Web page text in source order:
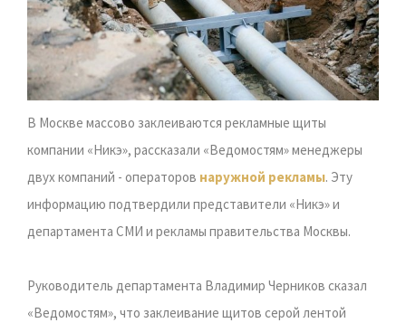
В Москве массово заклеиваются рекламные щиты
компании «Никэ», рассказали «Ведомостям» менеджеры
двух компаний - операторов наружной рекламы. Эту
информацию подтвердили представители «Никэ» и
департамента СМИ и рекламы правительства Москвы.
Руководитель департамента Владимир Черников сказал
«Ведомостям», что заклеивание щитов серой лентой